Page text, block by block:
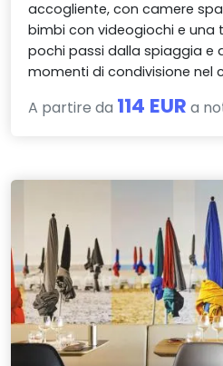
accogliente, con camere
bimbi con videogiochi e una
pochi passi dalla spiaggia e
momenti di condivisione nel
A partire da 114 EUR a